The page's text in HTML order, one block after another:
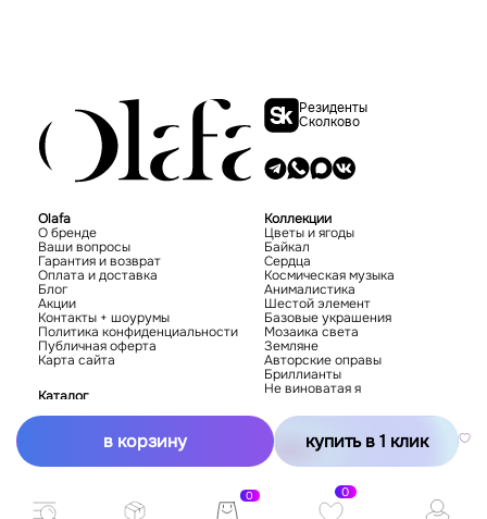
0 0
в корзину купить в 1 клик
Резиденты
Сколково
Olafa
О бренде
Ваши вопросы
Гарантия и возврат
Оплата и доставка
Блог
Акции
Контакты + шоурумы
Политика конфиденциальности
Публичная оферта
Карта сайта
Каталог
Кольца
Распродажа
Коллекции
Цветы и ягоды
Байкал
Сердца
Космическая музыка
Анималистика
Шестой элемент
Базовые украшения
Мозаика света
Земляне
Авторские оправы
Бриллианты
Не виноватая я